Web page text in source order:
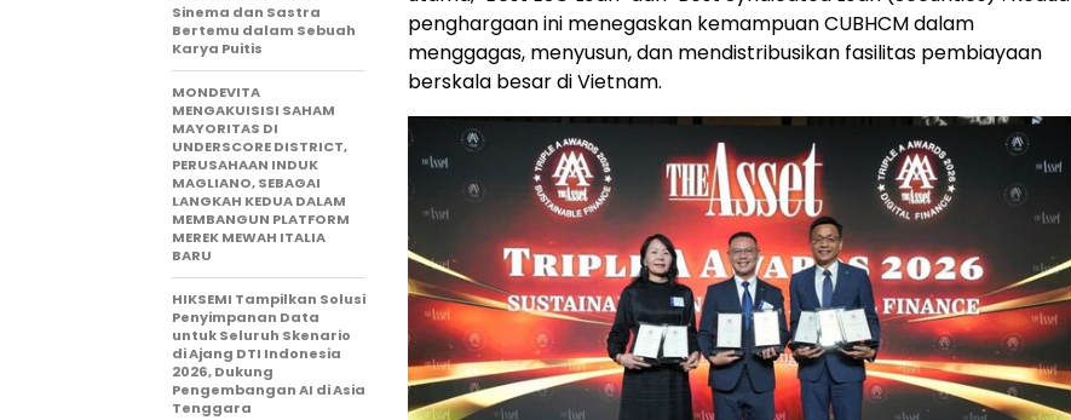
penghargaan ini menegaskan kemampuan CUBHCM dalam
menggagas, menyusun, dan mendistribusikan fasilitas pembiayaan
berskala besar di Vietnam.
Sinema dan Sastra
Bertemu dalam Sebuah
Karya Puitis
MONDEVITA
MENGAKUISISI SAHAM
MAYORITAS DI
UNDERSCORE DISTRICT,
PERUSAHAAN INDUK
MAGLIANO, SEBAGAI
LANGKAH KEDUA DALAM
MEMBANGUN PLATFORM
MEREK MEWAH ITALIA
BARU
HIKSEMI Tampilkan Solusi
Penyimpanan Data
untuk Seluruh Skenario
di Ajang DTI Indonesia
2026, Dukung
Pengembangan AI di Asia
Tenggara